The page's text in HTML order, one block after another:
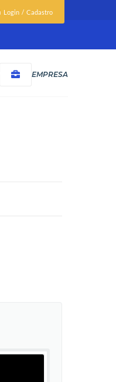
Login / Cadastro
EMPRESA